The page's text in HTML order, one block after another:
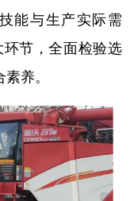
能与生产实际需
节，全面检验选
养。